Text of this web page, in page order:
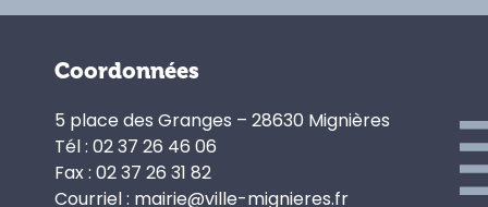
Coordonnées
5 place des Granges – 28630 Mignières
Tél : 02 37 26 46 06
Fax : 02 37 26 31 82
Courriel : mairie@ville-mignieres.fr